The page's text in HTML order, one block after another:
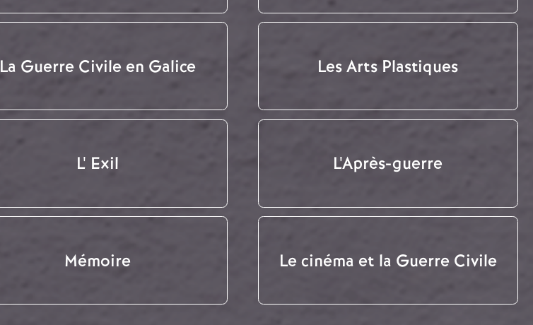
La Guerre Civile en Galice Les Arts Plastiques
L' Exil L'Après-guerre
Mémoire Le cinéma et la Guerre Civile